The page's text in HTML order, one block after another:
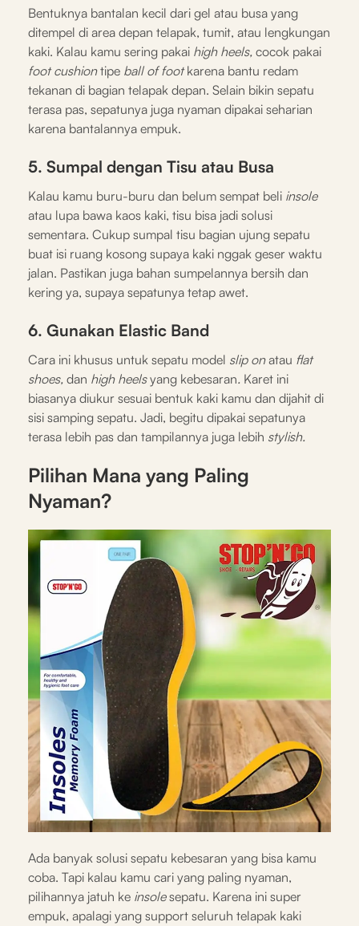
Bentuknya bantalan kecil dari gel atau busa yang
ditempel di area depan telapak, tumit, atau lengkungan
kaki. Kalau kamu sering pakai high heels, cocok pakai
foot cushiontipe ball of footkarena bantu redam
tekanan di bagian telapak depan. Selain bikin sepatu
terasa pas, sepatunya juga nyaman dipakai seharian
karena bantalannya empuk.
5. Sumpal dengan Tisu atau Busa
Kalau kamu buru-buru dan belum sempat beli insole
atau lupa bawa kaos kaki, tisu bisa jadi solusi
sementara. Cukup sumpal tisu bagian ujung sepatu
buat isi ruang kosong supaya kaki nggak geser waktu
jalan. Pastikan juga bahan sumpelannya bersih dan
kering ya, supaya sepatunya tetap awet.
6. Gunakan Elastic Band
Cara ini khusus untuk sepatu model slip onatau flat
shoes, dan high heelsyang kebesaran. Karet ini
biasanya diukur sesuai bentuk kaki kamu dan dijahit di
sisi samping sepatu. Jadi, begitu dipakai sepatunya
terasa lebih pas dan tampilannya juga lebih stylish.
Pilihan Mana yang Paling
Nyaman?
Ada banyak solusi sepatu kebesaran yang bisa kamu
coba. Tapi kalau kamu cari yang paling nyaman,
pilihannya jatuh ke insolesepatu. Karena ini super
empuk, apalagi yang support seluruh telapak kaki